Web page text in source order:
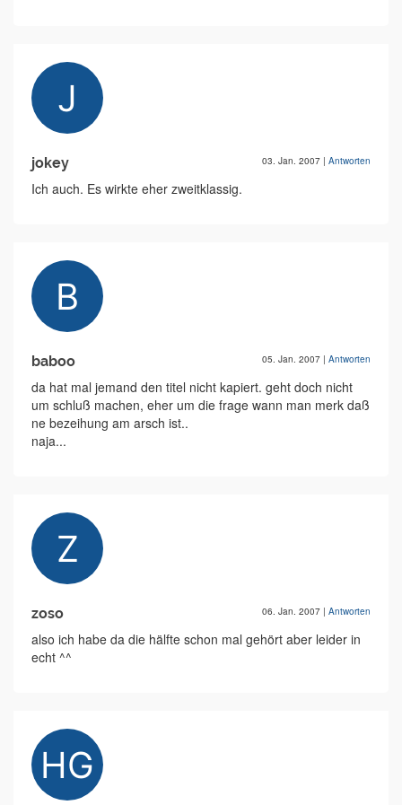
jokey 03. Jan. 2007 | Antworten
Ich auch. Es wirkte eher zweitklassig.
baboo 05. Jan. 2007 | Antworten
da hat mal jemand den titel nicht kapiert. geht doch nicht
um schluß machen, eher um die frage wann man merk daß
ne bezeihung am arsch ist..
naja...
zoso 06. Jan. 2007 | Antworten
also ich habe da die hälfte schon mal gehört aber leider in
echt ^^